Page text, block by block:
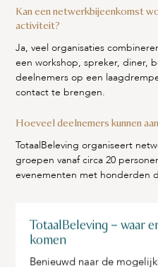
Kan een netwerkbijeenkomst
activiteit?
Ja, veel organisaties
een workshop, spreker, diner,
deelnemers op een
contact te brengen.
Hoeveel deelnemers kunnen
TotaalBeleving organiseert
groepen vanaf circa 20
evenementen met honderden
TotaalBeleving – waar
komen
Benieuwd naar de